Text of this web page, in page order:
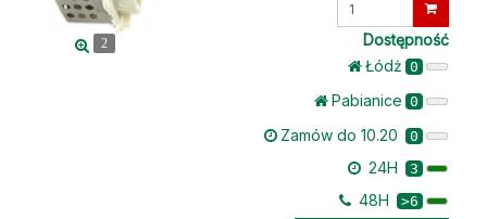
2
Dostępność
Łódż 0
Pabianice 0
Zamów do 10.20 0
24H 3
48H >6